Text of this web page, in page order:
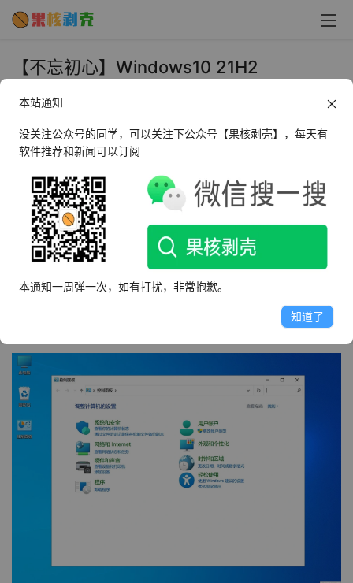
【不忘初心】Windows10 21H2
2022年3月19日 下午12:13 Win10
Windows 10, version 21H2 ，由远景论坛的不忘初心制
作，口碑挺不错，纯净无任何三方软件及个人OEM信息。
这个精简优化版基于母盘21H2，21H2 版本 Build
19044.1499提供无更新版，安装可选专业版、专业工作站
版映像。
预览版目前已经更换了window图标，科技以换图标为本！
本站通知
没关注公众号的同学，可以关注下公众号【果核剥壳】，每天有
软件推荐和新闻可以订阅
本通知一周弹一次，如有打扰，非常抱歉。
知道了